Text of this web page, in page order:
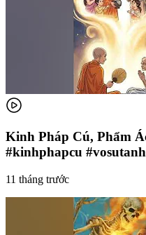
Kinh Pháp Cú, Phẩm
#kinhphapcu #vosutanh
11 tháng trước